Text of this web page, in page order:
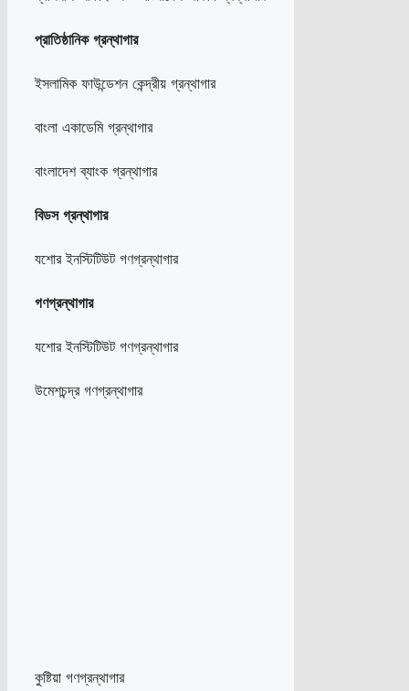
প্রাতিষ্ঠানিক গ্রন্থাগার
ইসলামিক ফাউন্ডেশন কেন্দ্রীয় গ্রন্থাগার
বাংলা একাডেমি গ্রন্থাগার
বাংলাদেশ ব্যাংক গ্রন্থাগার
বিডস গ্রন্থাগার
যশোর ইনস্টিটিউট গণগ্রন্থাগার
গণগ্রন্থাগার
যশোর ইনস্টিটিউট গণগ্রন্থাগার
উমেশচন্দ্র গণগ্রন্থাগার
কুষ্টিয়া গণগ্রন্থাগার